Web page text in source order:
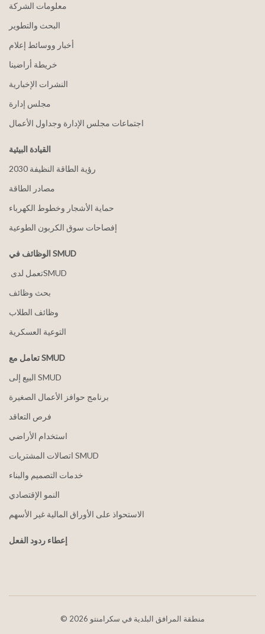
معلومات الشركة
البحث والتطوير
أخبار ووسائط إعلام
خريطة أراضينا
النشرات الإخبارية
مجلس إدارة
اجتماعات مجلس الإدارة وجداول الأعمال
القيادة البيئية
2030 رؤية الطاقة النظيفة
مصادر الطاقة
حماية الأشجار وخطوط الكهرباء
إفصاحات سوق الكربون الطوعية
الوظائف في SMUD
بحث وظائف
وظائف الطلاب
التوعية العسكرية
تعامل مع SMUD
البيع إلى SMUD
برنامج حوافز الأعمال الصغيرة
فرص التعاقد
استخدام الأراضي
اتصالات المشتريات SMUD
خدمات التصميم والبناء
النمو الإقتصادي
الاستحواذ على الأوراق المالية غير الأسهم
إعطاء ردود الفعل
© 2026 منطقة المرافق البلدية في سكرامنتو